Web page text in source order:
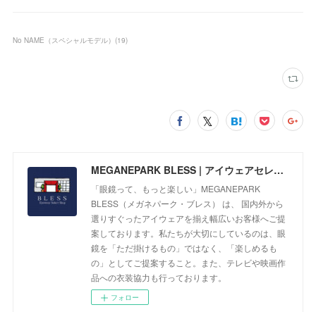
No NAME（スペシャルモデル） (19)
MEGANEPARK BLESS | アイウェアセレクトショップ
「眼鏡って、もっと楽しい」MEGANEPARK
BLESS（メガネパーク・ブレス） は、 国内外から
選りすぐったアイウェアを揃え幅広いお客様へご提
案しております。私たちが大切にしているのは、眼
鏡を「ただ掛けるもの」ではなく、「楽しめるも
の」としてご提案すること。また、テレビや映画作
品への衣装協力も行っております。
フォロー